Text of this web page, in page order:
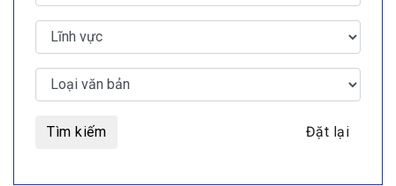
Tìm kiếm Đặt lại